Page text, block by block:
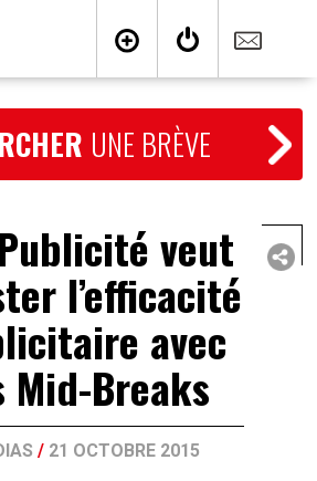
UNE BRÈVE
veut
l’efficacité
avec
Mid-Breaks
/ 21 OCTOBRE 2015